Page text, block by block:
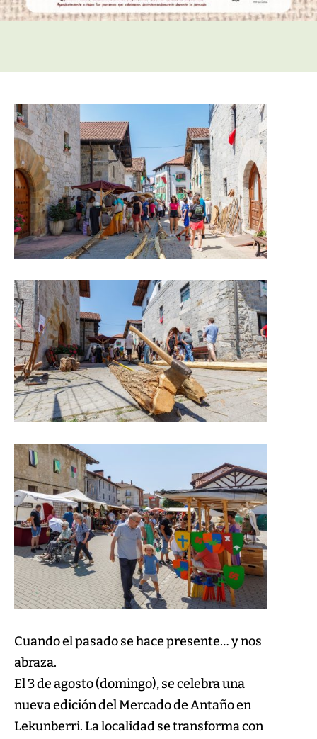
Cuando el pasado se hace presente… y nos
abraza.
El 3 de agosto (domingo), se celebra una
nueva edición del Mercado de Antaño en
Lekunberri. La localidad se transforma con